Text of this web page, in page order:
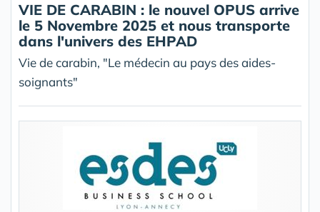
VIE DE CARABIN : le nouvel OPUS arrive
le 5 Novembre 2025 et nous transporte
dans l'univers des EHPAD
Vie de carabin, "Le médecin au pays des aides-
soignants"